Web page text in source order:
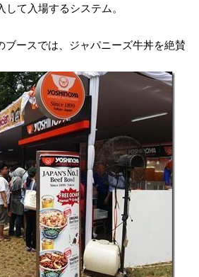
て入場するシステム。
ブースでは、ジャパニーズ牛丼を絶賛